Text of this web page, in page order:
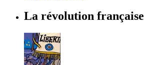
La révolution française